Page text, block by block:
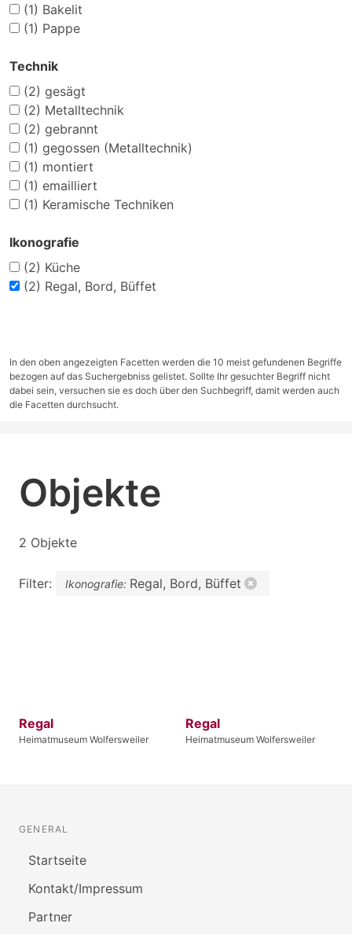
(1) Bakelit
(1) Pappe
Technik
(2) gesägt
(2) Metalltechnik
(2) gebrannt
(1) gegossen (Metalltechnik)
(1) montiert
(1) emailliert
(1) Keramische Techniken
Ikonografie
(2) Küche
(2) Regal, Bord, Büffet
In den oben angezeigten Facetten werden die 10 meist gefundenen Begriffe
bezogen auf das Suchergebniss gelistet. Sollte Ihr gesuchter Begriff nicht
dabei sein, versuchen sie es doch über den Suchbegriff, damit werden auch
die Facetten durchsucht.
Objekte
2 Objekte
Filter: Ikonografie: Regal, Bord, Büffet
Regal
Heimatmuseum Wolfersweiler
Regal
Heimatmuseum Wolfersweiler
GENERAL
Startseite
Kontakt/Impressum
Partner